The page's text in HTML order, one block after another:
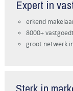
Expert in
erkend
8000+
groot netwerk